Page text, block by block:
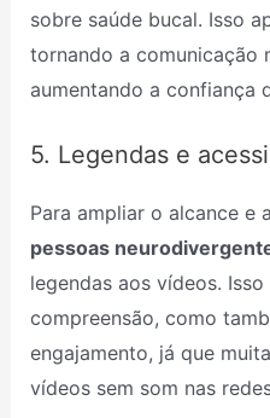
sobre saúde bucal. Isso
tornando a comunicação
aumentando a confiança
5. Legendas e
Para ampliar o alcance e
pessoas
legendas aos vídeos.
compreensão, como
engajamento, já que
vídeos sem som nas